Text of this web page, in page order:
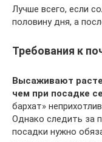
Лучше всего, если
половину дня, а
Требования к
Высаживают
чем при посадке
бархат»
Однако следить за
посадки нужно